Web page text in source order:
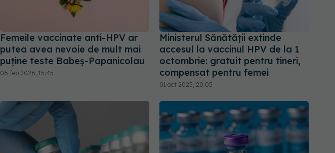
Femeile vaccinate anti-HPV ar
putea avea nevoie de mult mai
puține teste Babeș-Papanicolau
06 feb 2026, 15:45
Ministerul Sănătății extinde
accesul la vaccinul HPV de la 1
octombrie: gratuit pentru tineri,
compensat pentru femei
01 oct 2025, 20:05